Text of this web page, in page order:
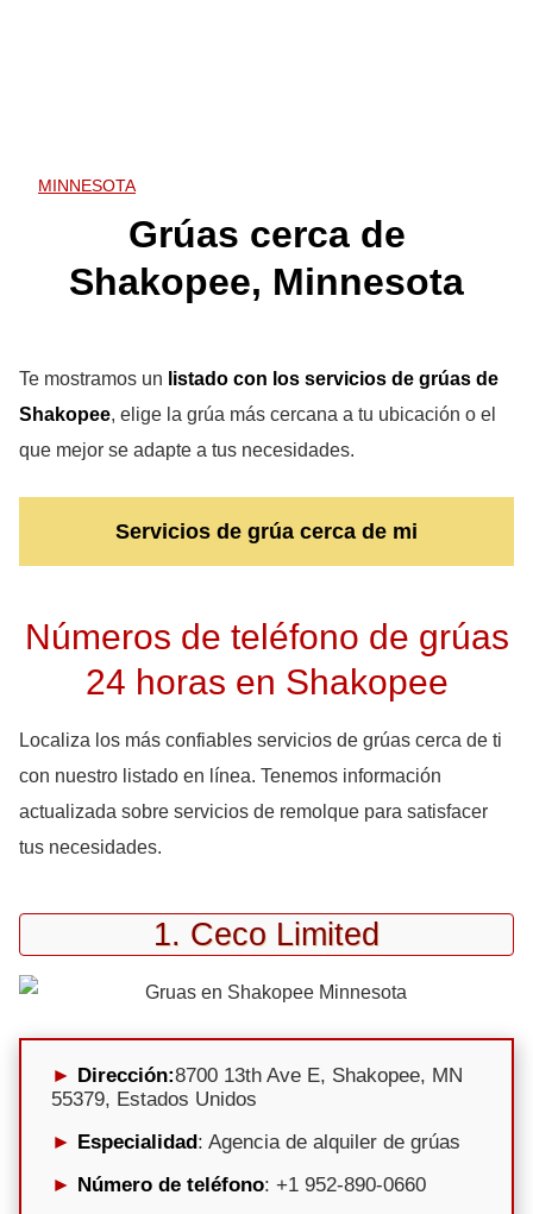
MINNESOTA
Grúas cerca de
Shakopee, Minnesota
Te mostramos un listado con los servicios de grúas de
Shakopee, elige la grúa más cercana a tu ubicación o el
que mejor se adapte a tus necesidades.
Servicios de grúa cerca de mi
Números de teléfono de grúas
24 horas en Shakopee
Localiza los más confiables servicios de grúas cerca de ti
con nuestro listado en línea. Tenemos información
actualizada sobre servicios de remolque para satisfacer
tus necesidades.
1. Ceco Limited
Dirección:8700 13th Ave E, Shakopee, MN
55379, Estados Unidos
Especialidad: Agencia de alquiler de grúas
Número de teléfono: +1 952-890-0660